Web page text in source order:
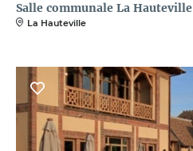
Salle communale La Hauteville
La Hauteville